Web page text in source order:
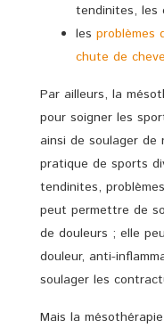
tendinites, les
les problèmes
chute de
Par ailleurs, la
pour soigner les
ainsi de soulager de
pratique de sports
tendinites,
peut permettre de
de douleurs ; elle
douleur, anti-
soulager les
Mais la